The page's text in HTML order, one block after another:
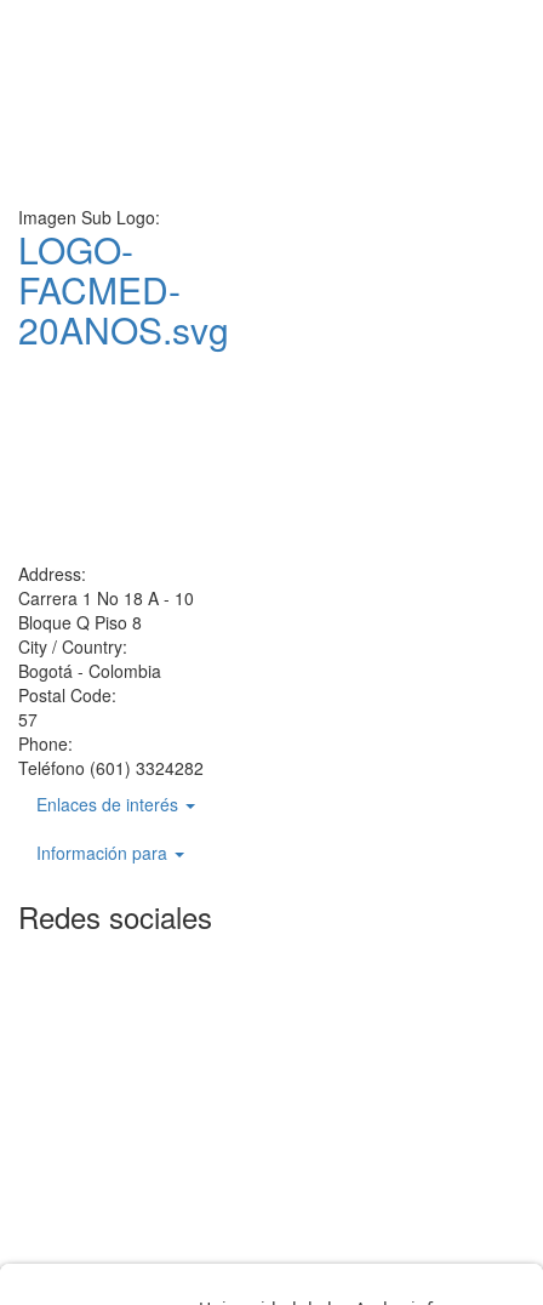
Imagen Sub Logo:
LOGO-
FACMED-
20ANOS.svg
Address:
Carrera 1 No 18 A - 10
Bloque Q Piso 8
City / Country:
Bogotá - Colombia
Postal Code:
57
Phone:
Teléfono (601) 3324282
Enlaces de interés
Información para
Redes sociales